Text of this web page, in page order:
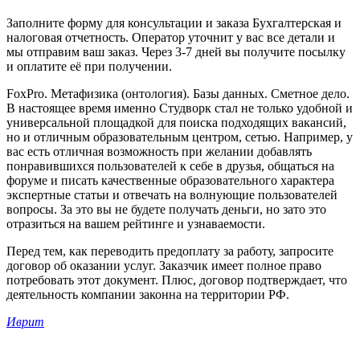
Заполните форму для консультации и заказа Бухгалтерская и
налоговая отчетность. Оператор уточнит у вас все детали и
мы отправим ваш заказ. Через 3-7 дней вы получите посылку
и оплатите её при получении.
FoxPro. Метафизика (онтология). Базы данных. Сметное дело.
В настоящее время именно Студворк стал не только удобной и
универсальной площадкой для поиска подходящих вакансий,
но и отличным образовательным центром, сетью. Например, у
вас есть отличная возможность при желании добавлять
понравившихся пользователей к себе в друзья, общаться на
форуме и писать качественные образовательного характера
экспертные статьи и отвечать на волнующие пользователей
вопросы. За это вы не будете получать деньги, но зато это
отразиться на вашем рейтинге и узнаваемости.
Перед тем, как переводить предоплату за работу, запросите
договор об оказании услуг. Заказчик имеет полное право
потребовать этот документ. Плюс, договор подтверждает, что
деятельность компании законна на территории РФ.
Иврит